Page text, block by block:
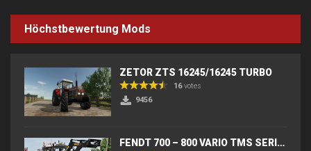
Höchstbewertung Mods
ZETOR ZTS 16245/16245 TURBO
16votes
9456
FENDT 700 – 800 VARIO TMS SERIES (IC) V2